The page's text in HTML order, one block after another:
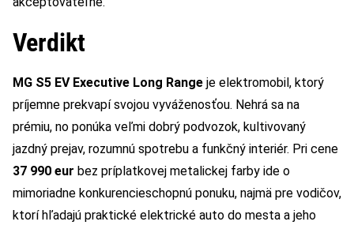
Verdikt
MG S5 EV Executive Long Range je elektromobil, ktorý
príjemne prekvapí svojou vyváženosťou. Nehrá sa na
prémiu, no ponúka veľmi dobrý podvozok, kultivovaný
jazdný prejav, rozumnú spotrebu a funkčný interiér. Pri cene
37 990 eur bez príplatkovej metalickej farby ide o
mimoriadne konkurencieschopnú ponuku, najmä pre vodičov,
ktorí hľadajú praktické elektrické auto do mesta a jeho